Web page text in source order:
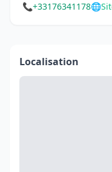
📞+33176341178🌐
Localisation